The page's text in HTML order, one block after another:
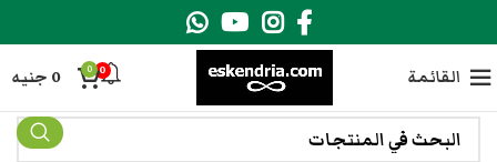
القائمة 0
0
0 جنيه